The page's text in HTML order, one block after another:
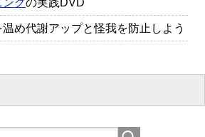
ングの実践DVD
温め代謝アップと怪我を防止しよう